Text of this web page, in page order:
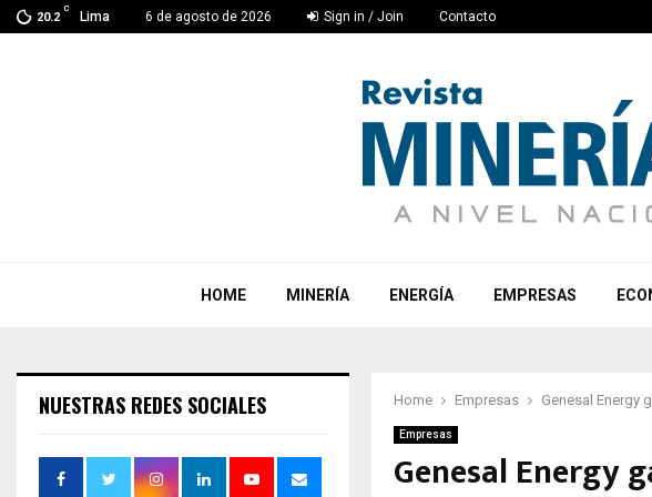
20.2
C
Lima 6 de agosto de 2026 Sign in / Join Contacto
HOME MINERÍA ENERGÍA EMPRESAS
Home Empresas Genesal Energy
Empresas
Genesal Energy
NUESTRAS REDES SOCIALES